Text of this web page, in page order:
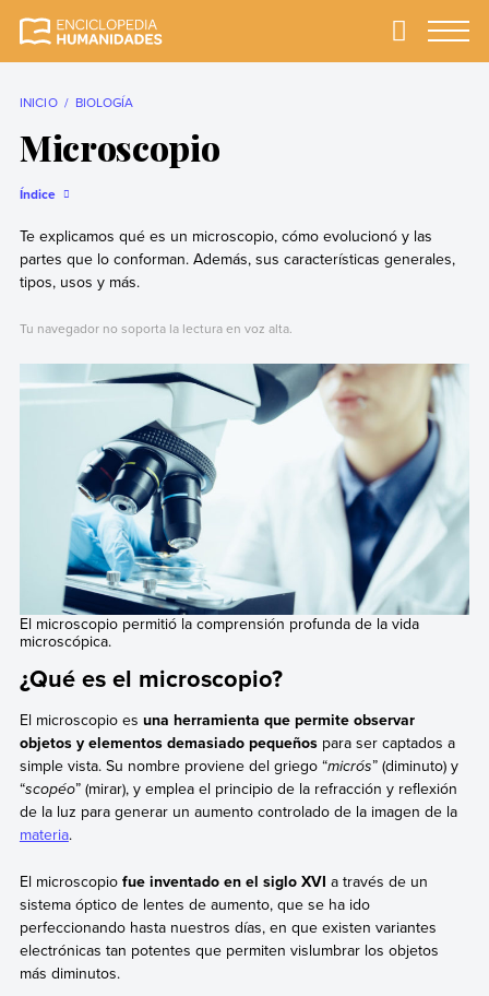
completa y más
Primary
INICIO BIOLOGÍA
Microscopio
Índice
Te explicamos qué es un microscopio, cómo evolucionó y las
partes que lo conforman. Además, sus características generales,
tipos, usos y más.
Tu navegador no soporta la lectura en voz alta.
El microscopio permitió la comprensión profunda de la vida
microscópica.
¿Qué es el microscopio?
El microscopio es una herramienta que permite observar
objetos y elementos demasiado pequeñospara ser captados a
simple vista. Su nombre proviene del griego “micrós” (diminuto) y
“scopéo” (mirar), y emplea el principio de la refracción y reflexión
de la luz para generar un aumento controlado de la imagen de la
materia.
El microscopio fue inventado en el siglo XVI a través de un
sistema óptico de lentes de aumento, que se ha ido
perfeccionando hasta nuestros días, en que existen variantes
electrónicas tan potentes que permiten vislumbrar los objetos
más diminutos.